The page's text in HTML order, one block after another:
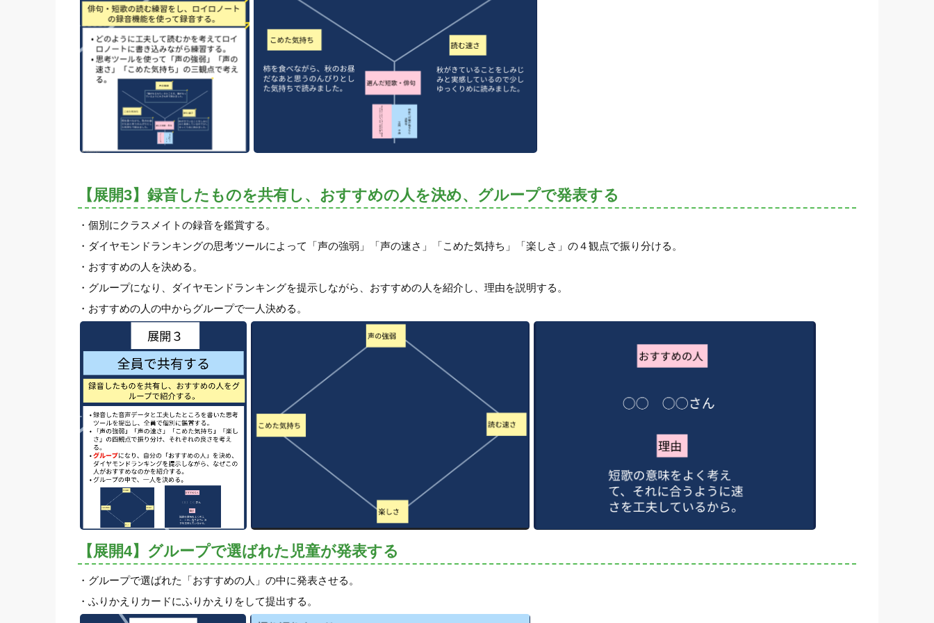
【展開3】録音したものを共有し、おすすめの人を決め、グループで発表する
・個別にクラスメイトの録音を鑑賞する。
・ダイヤモンドランキングの思考ツールによって「声の強弱」「声の速さ」「こめた気持ち」「楽しさ」の４観点で振り分ける。
・おすすめの人を決める。
・グループになり、ダイヤモンドランキングを提示しながら、おすすめの人を紹介し、理由を説明する。
・おすすめの人の中からグループで一人決める。
【展開4】グループで選ばれた児童が発表する
・グループで選ばれた「おすすめの人」の中に発表させる。
・ふりかえりカードにふりかえりをして提出する。